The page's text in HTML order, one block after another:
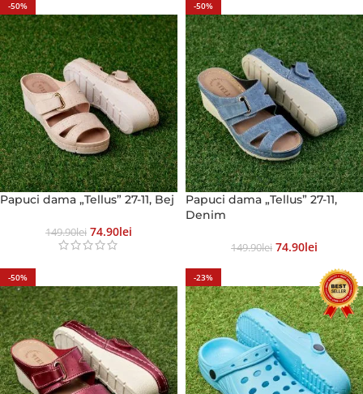
-50%
Papuci dama „Tellus” 27-11, Bej
149.90Lei 74.90Lei
-50%
Papuci dama „Tellus” 27-11,
Denim
149.90Lei 74.90Lei
-50% -23%